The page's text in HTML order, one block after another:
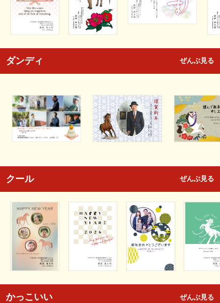
ダンディ ぜんぶ見る
クール ぜんぶ見る
かっこいい ぜんぶ見る